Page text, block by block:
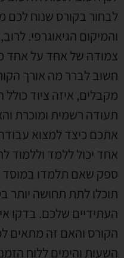
לבחור בקורס שנוח לכם
והמיקום הגיאוגרפי. לרוב,
צמודה של אחד על אחד
חשוב לברר מה אורך
מקבלים, איזה ציוד כולל
תעודה רשמית ומוכרת
אתכם כיצד למצוא
אחד יכול ללמד וללמוד
ספק שאם תלמדו
תוכלו לתת תחושה יותר
העתידיים שלכם. בדקו
הקורס והאם זה מתאים
השעות והימים ללוח